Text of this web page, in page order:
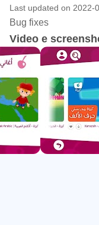
produzione dei
dall'essere
sfornano contenuti
bambini.
bambini sono molto
sconcertante per
scoprono da soli i
Karazah sfrutta
YouTube tra i
Last updated on 2022-
Bug fixes
Video e